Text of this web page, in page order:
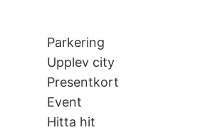
Parkering
Upplev city
Presentkort
Event
Hitta hit